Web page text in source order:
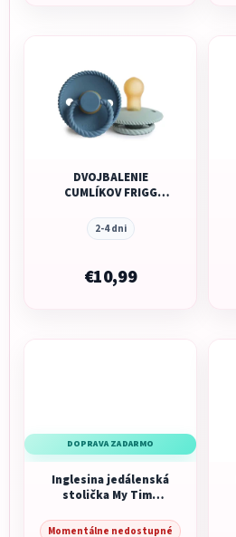
DVOJBALENIE
CUMLÍKOV FRIGG
SAGE, 0-6M, KAUČUK
2-4 dni
€10,99
DOPRAVA ZADARMO
Inglesina jedálenská
stolička My Time
Momentálne nedostupné